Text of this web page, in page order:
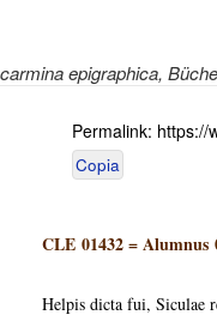
carmina epigraphica,
Permalink: https://
Copia
CLE 01432=Alumnus
Helpis dicta fui, Siculae